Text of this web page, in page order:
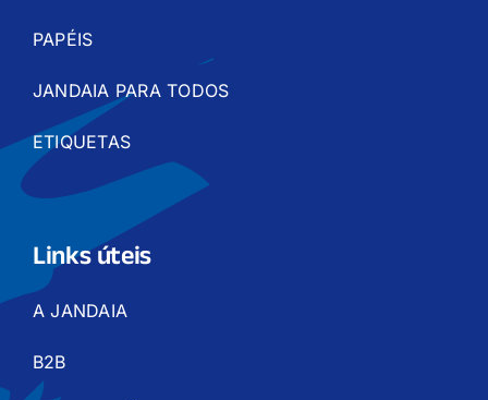
PAPÉIS
JANDAIA PARA TODOS
ETIQUETAS
Links úteis
A JANDAIA
B2B